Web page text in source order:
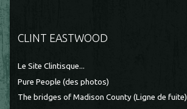
CLINT EASTWOOD
Le Site Clintisque...
Pure People (des photos)
The bridges of Madison County (Ligne de fuite)